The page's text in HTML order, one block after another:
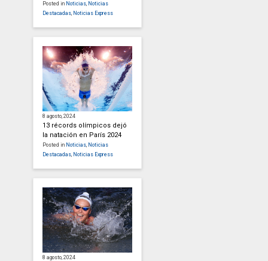
Posted in Noticias Noticias
Destacadas Noticias Express
8 agosto, 2024
13 récords olímpicos dejó
la natación en París 2024
Posted in Noticias Noticias
Destacadas Noticias Express
8 agosto, 2024